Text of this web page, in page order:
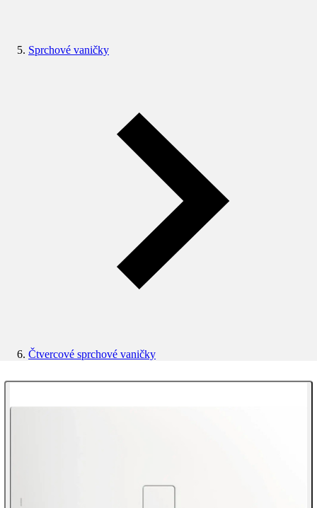
Sprchové vaničky
Čtvercové sprchové vaničky